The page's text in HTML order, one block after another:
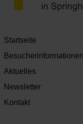
Startseite
Besucherinformationen
Aktuelles
Newsletter
Kontakt